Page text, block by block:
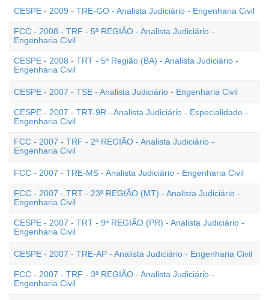
CESPE - 2009 - TRE-GO - Analista Judiciário - Engenharia Civil
FCC - 2008 - TRF - 5ª REGIÃO - Analista Judiciário -
Engenharia Civil
CESPE - 2008 - TRT - 5ª Região (BA) - Analista Judiciário -
Engenharia Civil
CESPE - 2007 - TSE - Analista Judiciário - Engenharia Civil
CESPE - 2007 - TRT-9R - Analista Judiciário - Especialidade -
Engenharia Civil
FCC - 2007 - TRF - 2ª REGIÃO - Analista Judiciário -
Engenharia Civil
FCC - 2007 - TRE-MS - Analista Judiciário - Engenharia Civil
FCC - 2007 - TRT - 23ª REGIÃO (MT) - Analista Judiciário -
Engenharia Civil
CESPE - 2007 - TRT - 9ª REGIÃO (PR) - Analista Judiciário -
Engenharia Civil
CESPE - 2007 - TRE-AP - Analista Judiciário - Engenharia Civil
FCC - 2007 - TRF - 3ª REGIÃO - Analista Judiciário -
Engenharia Civil